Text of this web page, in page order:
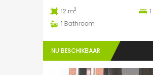
12 m2 1
1 Bathroom
NU BESCHIKBAAR